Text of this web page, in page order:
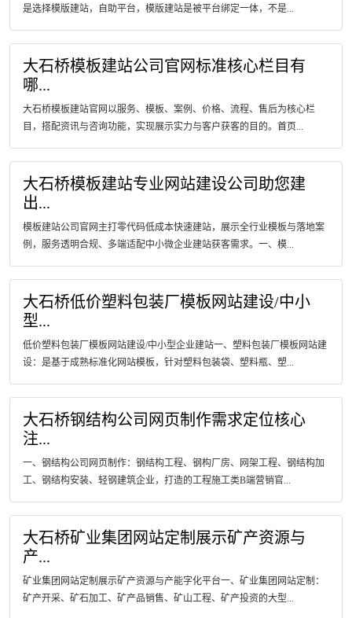
是选择模版建站，自助平台，模版建站是被平台绑定一体，不是...
大石桥模板建站公司官网标准核心栏目有
哪...
大石桥模板建站官网以服务、模板、案例、价格、流程、售后为核心栏
目，搭配资讯与咨询功能，实现展示实力与客户获客的目的。首页...
大石桥模板建站专业网站建设公司助您建
出...
模板建站公司官网主打零代码低成本快速建站，展示全行业模板与落地案
例，服务透明合规、多端适配中小微企业建站获客需求。一、模...
大石桥低价塑料包装厂模板网站建设/中小
型...
低价塑料包装厂模板网站建设/中小型企业建站一、塑料包装厂模板网站建
设：是基于成熟标准化网站模板，针对塑料包装袋、塑料瓶、塑...
大石桥钢结构公司网页制作需求定位核心
注...
一、钢结构公司网页制作：钢结构工程、钢构厂房、网架工程、钢结构加
工、钢结构安装、轻钢建筑企业，打造的工程施工类B端营销官...
大石桥矿业集团网站定制展示矿产资源与
产...
矿业集团网站定制展示矿产资源与产能字化平台一、矿业集团网站定制：
矿产开采、矿石加工、矿产品销售、矿山工程、矿产投资的大型...